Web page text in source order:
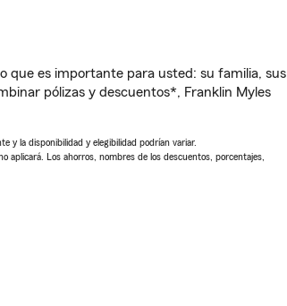
que es importante para usted: su familia, sus
pólizas y descuentos*, Franklin Myles
y la disponibilidad y elegibilidad podrían variar.
aplicará. Los ahorros, nombres de los descuentos, porcentajes,